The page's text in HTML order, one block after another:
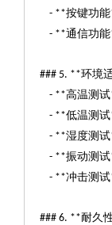
- **按键功能
- **通信功能
### 5. **环境
- **高温测试
- **低温测试
- **湿度测试
- **振动测试
- **冲击测试
### 6. **耐久